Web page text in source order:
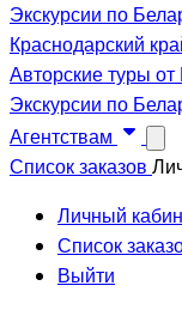
Экскурсии по
Краснодарский
Авторские туры
Экскурсии по
Агентствам
Список заказов
Личный
Список
Выйти